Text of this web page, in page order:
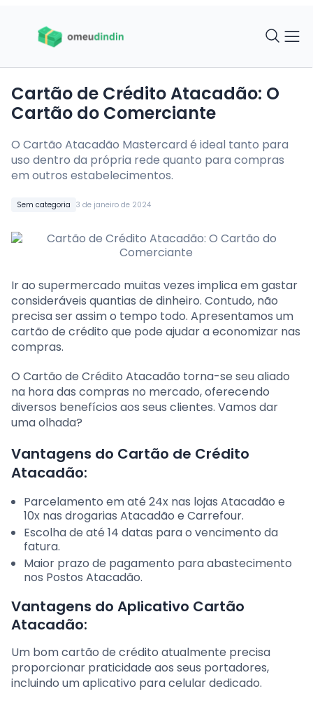
Sem categoria 3 de janeiro de 2024
Cartão de Crédito Atacadão: O
Cartão do Comerciante
O Cartão Atacadão Mastercard é ideal tanto para
uso dentro da própria rede quanto para compras
em outros estabelecimentos.
Ir ao supermercado muitas vezes implica em gastar
consideráveis quantias de dinheiro. Contudo, não
precisa ser assim o tempo todo. Apresentamos um
cartão de crédito que pode ajudar a economizar nas
compras.
O Cartão de Crédito Atacadão torna-se seu aliado
na hora das compras no mercado, oferecendo
diversos benefícios aos seus clientes. Vamos dar
uma olhada?
Vantagens do Cartão de Crédito
Atacadão:
Parcelamento em até 24x nas lojas Atacadão e
10x nas drogarias Atacadão e Carrefour.
Escolha de até 14 datas para o vencimento da
fatura.
Maior prazo de pagamento para abastecimento
nos Postos Atacadão.
Vantagens do Aplicativo Cartão
Atacadão:
Um bom cartão de crédito atualmente precisa
proporcionar praticidade aos seus portadores,
incluindo um aplicativo para celular dedicado.